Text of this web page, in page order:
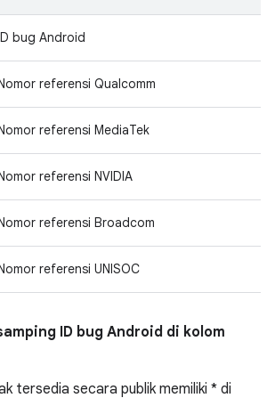
bug Android
referensi Qualcomm
referensi MediaTek
referensi NVIDIA
referensi Broadcom
referensi UNISOC
ID bug Android di kolom
tersedia secara publik memiliki * di